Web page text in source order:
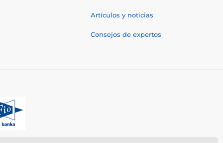
Artículos y noticias
Consejos de expertos